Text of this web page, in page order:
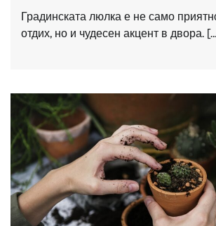
Градинската люлка е не само
отдих, но и чудесен акцент в двора.